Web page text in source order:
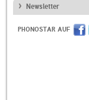
Newsletter
PHONOSTAR AUF